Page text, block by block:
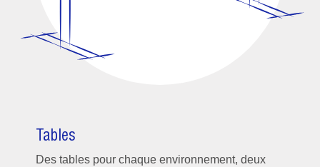
Tables
Des tables pour chaque environnement, deux